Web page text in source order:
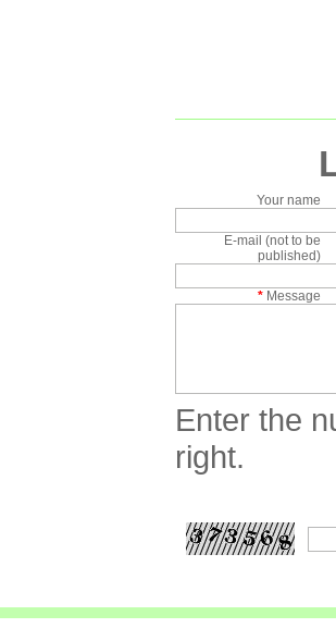
Your name
E-mail (not to be
published)
* Message
Enter the
right.